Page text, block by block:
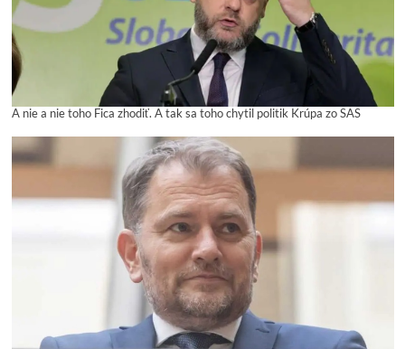
A nie a nie toho Fica zhodiť. A tak sa toho chytil politik Krúpa zo SAS